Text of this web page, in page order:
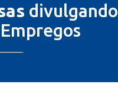
divulgando